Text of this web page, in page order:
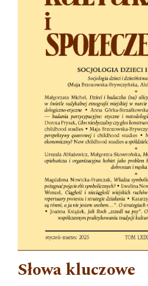
Słowa kluczowe